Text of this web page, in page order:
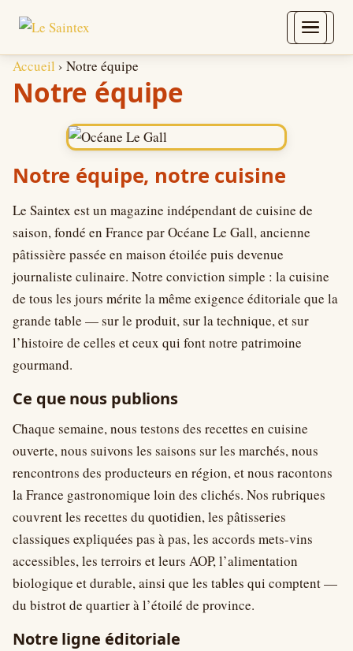
Accueil › Notre équipe
Notre équipe
Notre équipe, notre cuisine
Le Saintex est un magazine indépendant de cuisine de
saison, fondé en France par Océane Le Gall, ancienne
pâtissière passée en maison étoilée puis devenue
journaliste culinaire. Notre conviction simple : la cuisine
de tous les jours mérite la même exigence éditoriale que la
grande table — sur le produit, sur la technique, et sur
l’histoire de celles et ceux qui font notre patrimoine
gourmand.
Ce que nous publions
Chaque semaine, nous testons des recettes en cuisine
ouverte, nous suivons les saisons sur les marchés, nous
rencontrons des producteurs en région, et nous racontons
la France gastronomique loin des clichés. Nos rubriques
couvrent les recettes du quotidien, les pâtisseries
classiques expliquées pas à pas, les accords mets-vins
accessibles, les terroirs et leurs AOP, l’alimentation
biologique et durable, ainsi que les tables qui comptent —
du bistrot de quartier à l’étoilé de province.
Notre ligne éditoriale